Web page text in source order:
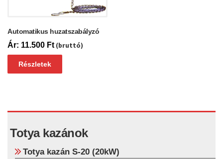
Automatikus huzatszabályzó
11.500 Ft (bruttó)
Részletek
Totya kazánok
Totya kazán S-20 (20kW)